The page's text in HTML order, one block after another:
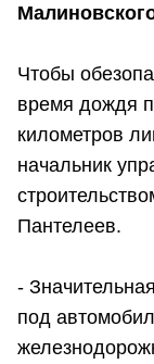
Чтобы
время дождя
километров
начальник
Пантелеев.
-
под